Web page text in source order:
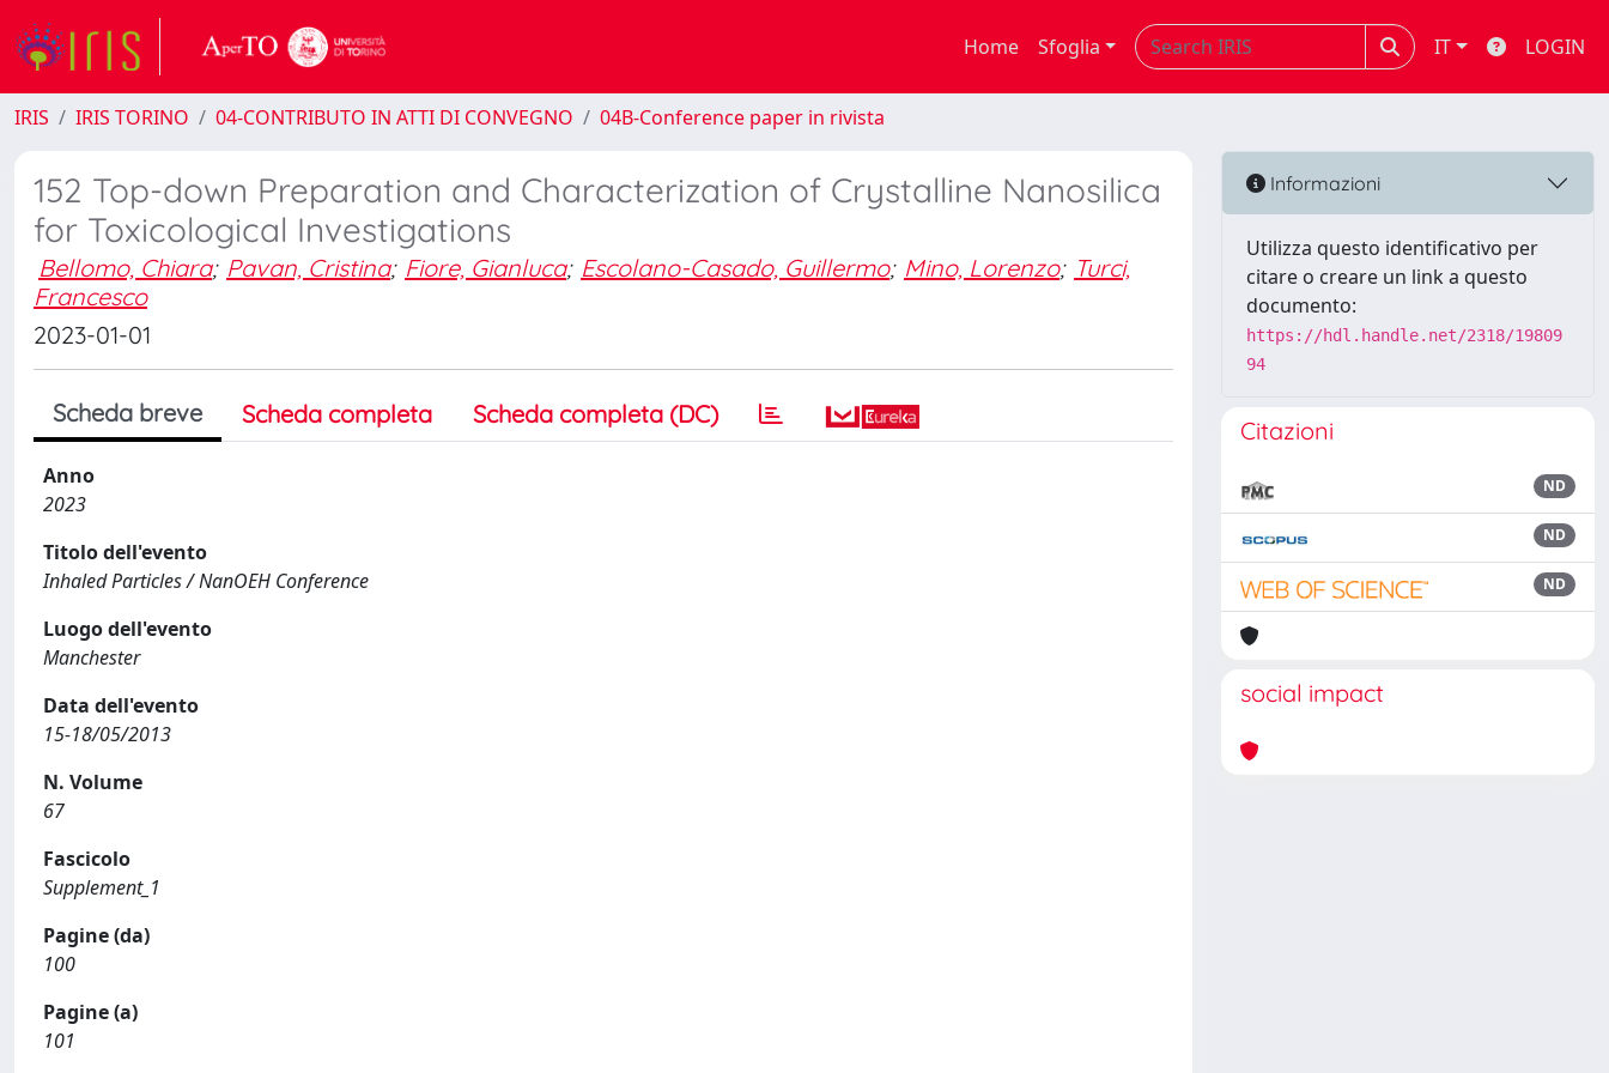
Home Sfoglia IT LOGIN
IRIS IRIS TORINO 04-CONTRIBUTO IN ATTI DI CONVEGNO 04B-Conference paper in rivista
152 Top-down Preparation and Characterization of Crystalline Nanosilica
for Toxicological Investigations
Bellomo, Chiara; Pavan, Cristina; Fiore, Gianluca; Escolano-Casado, Guillermo; Mino, Lorenzo; Turci,
Francesco
2023-01-01
Scheda breve Scheda completa Scheda completa (DC)
Anno
2023
Titolo dell'evento
Inhaled Particles / NanOEH Conference
Luogo dell'evento
Manchester
Data dell'evento
15-18/05/2013
N. Volume
67
Fascicolo
Supplement_1
Pagine (da)
100
Pagine (a)
101
Informazioni
Utilizza questo identificativo per
citare o creare un link a questo
documento:
https://hdl.handle.net/2318/19809
94
Citazioni
ND
ND
ND
social impact